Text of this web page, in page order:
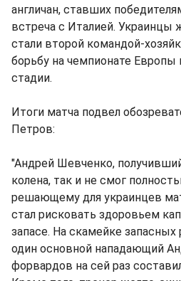
англичан, ставших
встреча с Италией. Украинцы
стали второй командой-
борьбу на чемпионате Европы
стадии.
Итоги матча подвел
Петров:
"Андрей Шевченко,
колена, так и не смог
решающему для украинцев
стал рисковать здоровьем
запасе. На скамейке
один основной нападающий
форвардов на сей раз